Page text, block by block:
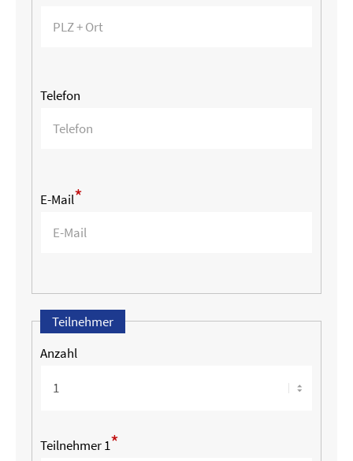
Telefon
E-Mail*
Teilnehmer
Anzahl
Teilnehmer 1*